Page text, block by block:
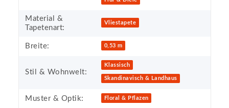
Material &
Tapetenart:
Vliestapete
Breite: 0,53 m
Stil & Wohnwelt:
Klassisch
Skandinavisch & Landhaus
Muster & Optik: Floral & Pflazen